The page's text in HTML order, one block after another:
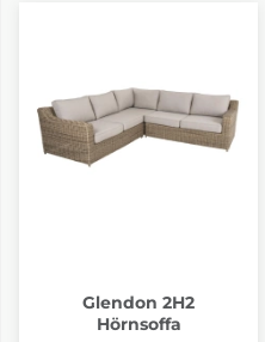
Glendon 2H2
Hörnsoffa